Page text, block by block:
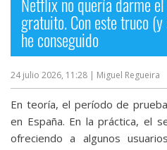
Netflix no quería darme
gratuito. Con este truco
he conseguido
24 julio 2026, 11:28 | Miguel Regueira
En teoría, el período de
en España. En la práctica, el
ofreciendo a algunos